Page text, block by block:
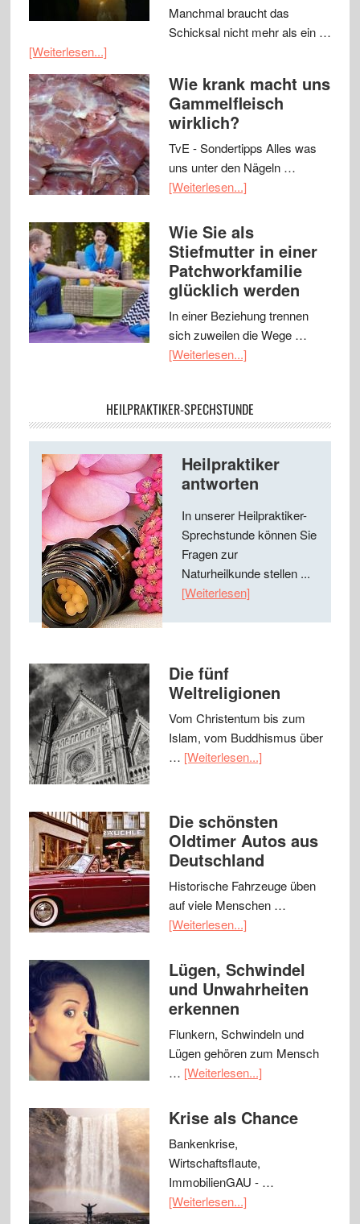
Manchmal braucht das
Schicksal nicht mehr als ein …
[Weiterlesen...]
Wie krank macht uns
Gammelfleisch
wirklich?
TvE - Sondertipps Alles was
uns unter den Nägeln …
[Weiterlesen...]
Wie Sie als
Stiefmutter in einer
Patchworkfamilie
glücklich werden
In einer Beziehung trennen
sich zuweilen die Wege …
[Weiterlesen...]
HEILPRAKTIKER-SPECHSTUNDE
Heilpraktiker
antworten
In unserer Heilpraktiker-
Sprechstunde können Sie
Fragen zur
Naturheilkunde stellen ...
[Weiterlesen]
Die fünf
Weltreligionen
Vom Christentum bis zum
Islam, vom Buddhismus über
… [Weiterlesen...]
Die schönsten
Oldtimer Autos aus
Deutschland
Historische Fahrzeuge üben
auf viele Menschen …
[Weiterlesen...]
Lügen, Schwindel
und Unwahrheiten
erkennen
Flunkern, Schwindeln und
Lügen gehören zum Mensch
… [Weiterlesen...]
Krise als Chance
Bankenkrise,
Wirtschaftsflaute,
ImmobilienGAU - …
[Weiterlesen...]